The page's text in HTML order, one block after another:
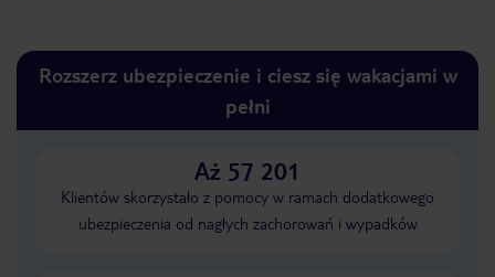
Rozszerz ubezpieczenie i ciesz się wakacjami w
pełni
Aż 57 201
Klientów skorzystało z pomocy w ramach dodatkowego
ubezpieczenia od nagłych zachorowań i wypadków